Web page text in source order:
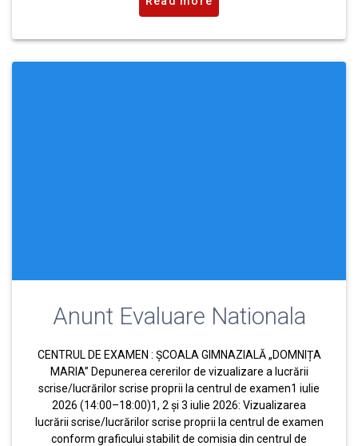
Anunt Evaluare Nationala
CENTRUL DE EXAMEN : ȘCOALA GIMNAZIALĂ „DOMNIȚA
MARIA” Depunerea cererilor de vizualizare a lucrării
scrise/lucrărilor scrise proprii la centrul de examen1 iulie
2026 (14:00–18:00)1, 2 și 3 iulie 2026: Vizualizarea
lucrării scrise/lucrărilor scrise proprii la centrul de examen
conform graficului stabilit de comisia din centrul de